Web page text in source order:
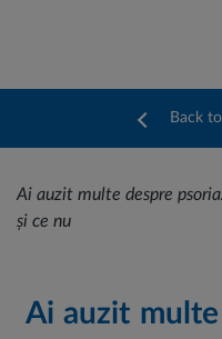
Back to
Ai auzit multe despre
și ce nu
Ai auzit